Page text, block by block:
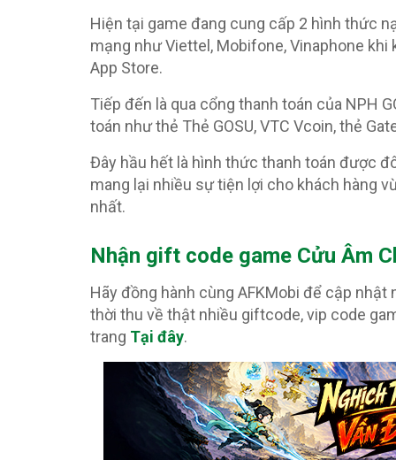
Hiện tại game đang cung cấp 2 hình thức
mạng như Viettel, Mobifone, Vinaphone
App Store.
Tiếp đến là qua cổng thanh toán của NPH
toán như thẻ Thẻ GOSU, VTC Vcoin, thẻ
Đây hầu hết là hình thức thanh toán được
mang lại nhiều sự tiện lợi cho khách hàng
nhất.
Nhận gift code game Cửu Âm
Hãy đồng hành cùng AFKMobi để cập
thời thu về thật nhiều giftcode, vip code
trang Tại đây.